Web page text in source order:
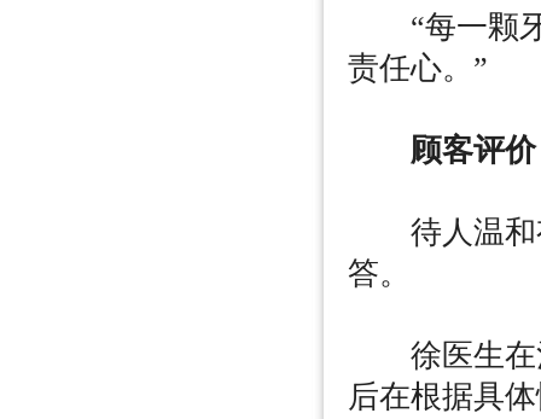
“每一颗牙
责任心。”
顾客评价
待人温和
答。
徐医生在
后在根据具